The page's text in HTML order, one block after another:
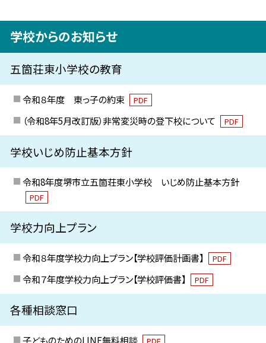
学校からのお知らせ
五箇荘東小学校の教育
令和８年度 東っ子の約束 PDF
（令和8年5月改訂版）非常変災時の登下校について PDF
学校いじめ防止基本方針
令和8年度堺市立五箇荘東小学校 いじめ防止基本方針
PDF
学校力向上プラン
令和８年度学校力向上プラン【学校評価計画書】 PDF
令和７年度学校力向上プラン【学校評価書】 PDF
各種相談窓口
子どものためのLINE無料相談